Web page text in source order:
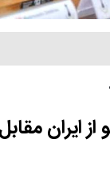
ایران